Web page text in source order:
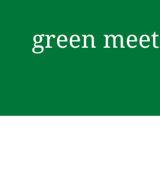
green